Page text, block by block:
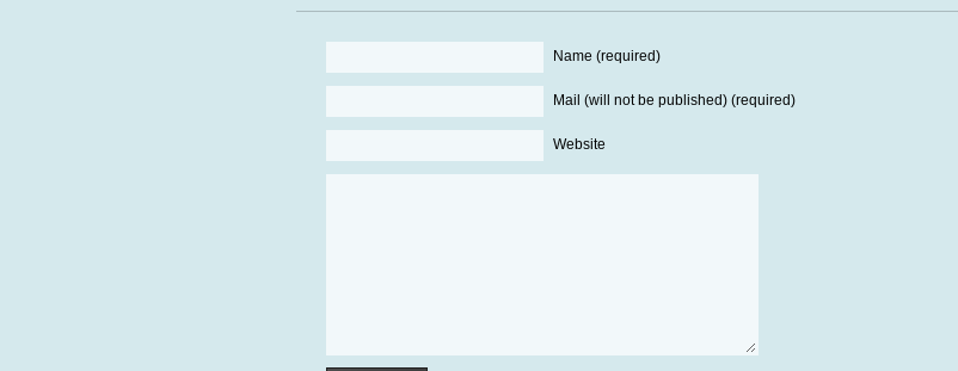
Name (required)
Mail (will not be published) (required)
Website